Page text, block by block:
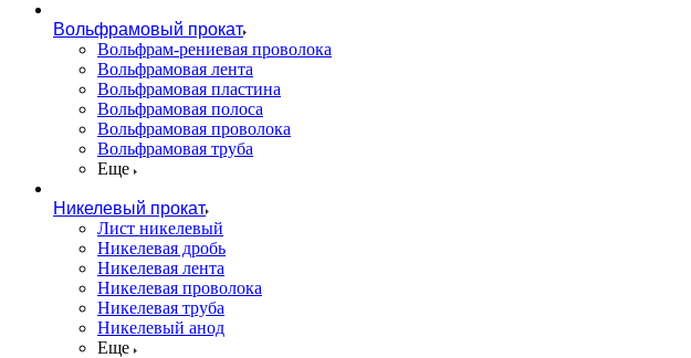
Вольфрамовый прокат
Вольфрам-рениевая проволока
Вольфрамовая лента
Вольфрамовая пластина
Вольфрамовая полоса
Вольфрамовая проволока
Вольфрамовая труба
Еще
Никелевый прокат
Лист никелевый
Никелевая дробь
Никелевая лента
Никелевая проволока
Никелевая труба
Никелевый анод
Еще